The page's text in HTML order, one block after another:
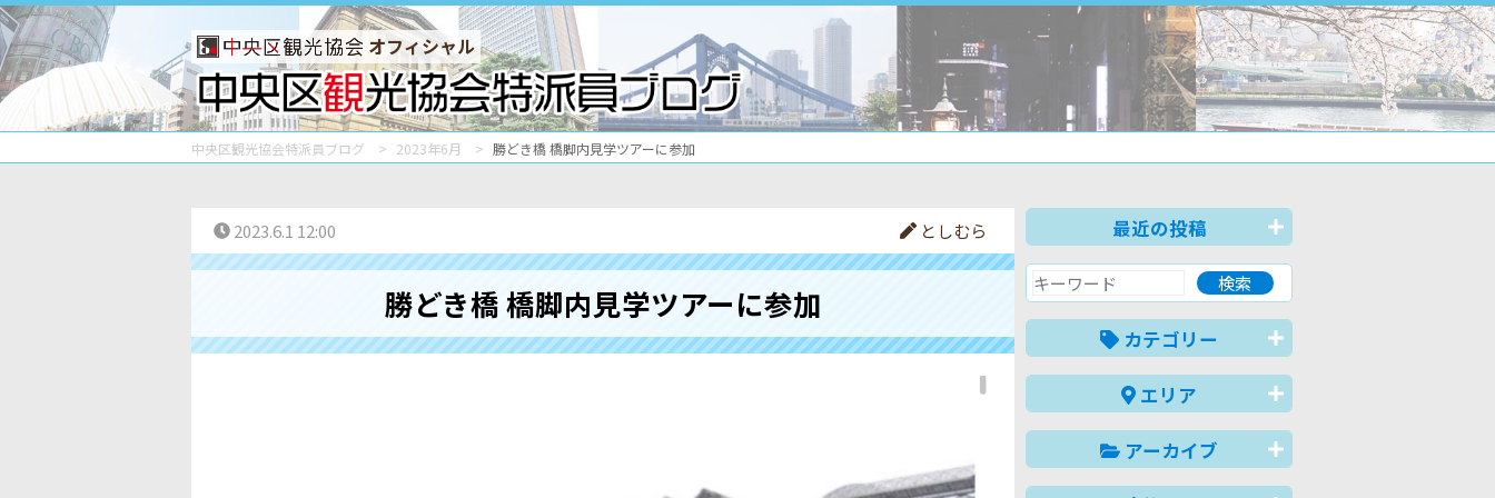
オフィシャル
中央区観光協会特派員ブログ 2023年6月 勝どき橋 橋脚内見学ツアーに参加
2023.6.1 12:00 としむら
勝どき橋 橋脚内見学ツアーに参加
最近の投稿
カテゴリー
エリア
アーカイブ